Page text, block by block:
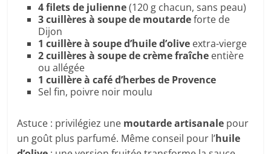
4 filets de julienne(120 g chacun, sans peau)
3 cuillères à soupe de moutardeforte de
Dijon
1 cuillère à soupe d’huile d’olive extra-vierge
2 cuillères à soupe de crème fraîche entière
ou allégée
1 cuillère à café d’herbes de Provence
Sel fin, poivre noir moulu
Astuce : privilégiez une moutarde artisanale pour
un goût plus parfumé. Même conseil pour l’huile